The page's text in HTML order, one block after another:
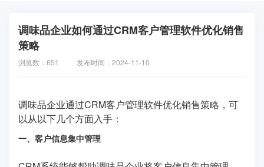
调味品企业如何通过CRM客户管理软件优化销售
策略
浏览数：651 发布时间：2024-11-10
调味品企业通过CRM客户管理软件优化销售策略，可
以从以下几个方面入手：
一、客户信息集中管理